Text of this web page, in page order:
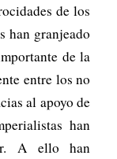
de los
han granjeado
de la
entre los no
al apoyo de
han
A ello han